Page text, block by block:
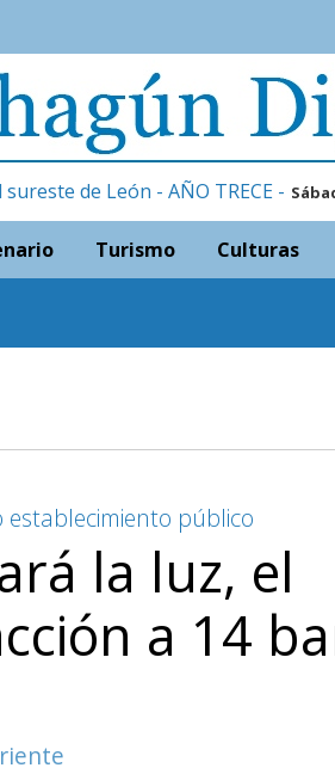
de León - AÑO TRECE -
Turismo Culturas
público
la luz, el
a 14